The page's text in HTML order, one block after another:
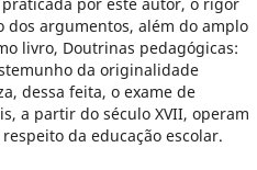
dos argumentos, além do amplo
livro, Doutrinas pedagógicas:
da originalidade
dessa feita, o exame de
a partir do século XVII, operam
da educação escolar.